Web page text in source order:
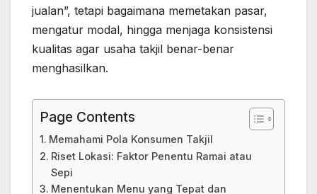
jualan”, tetapi bagaimana memetakan pasar,
mengatur modal, hingga menjaga konsistensi
kualitas agar usaha takjil benar-benar
menghasilkan.
Page Contents
Memahami Pola Konsumen Takjil
Riset Lokasi: Faktor Penentu Ramai atau
Sepi
Menentukan Menu yang Tepat dan